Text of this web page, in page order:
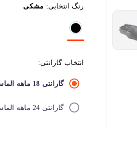
رنگ انتخابی: مشکی
انتخاب گارانتی:
گارانتی 18 ماهه الماس رایان ایرانیان
گارانتی 24 ماهه الماس رایان ایرانیان